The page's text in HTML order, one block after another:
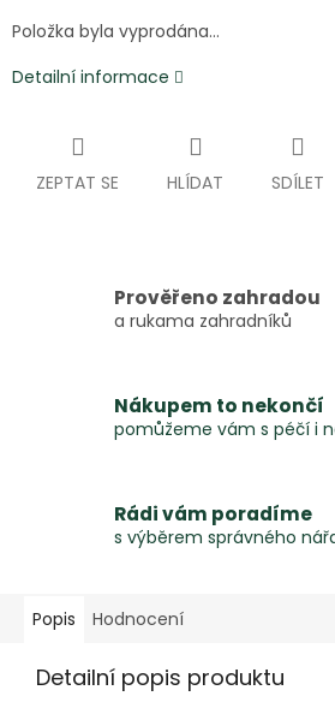
Položka byla vyprodána…
Detailní informace
ZEPTAT SE HLÍDAT SDÍLET
Prověřeno zahradou
a rukama zahradníků
Nákupem to nekončí
pomůžeme vám s péčí i
Rádi vám poradíme
s výběrem správného
Popis Hodnocení
Detailní popis produktu